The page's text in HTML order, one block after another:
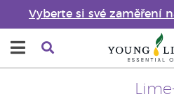
Vyberte si své zaměření